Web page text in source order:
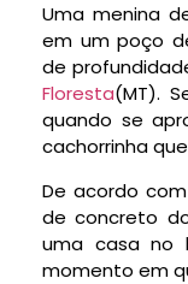
Uma menina
em um poço
de
Floresta(MT).
quando se
cachorrinha
De acordo
de concreto
uma casa no
momento em